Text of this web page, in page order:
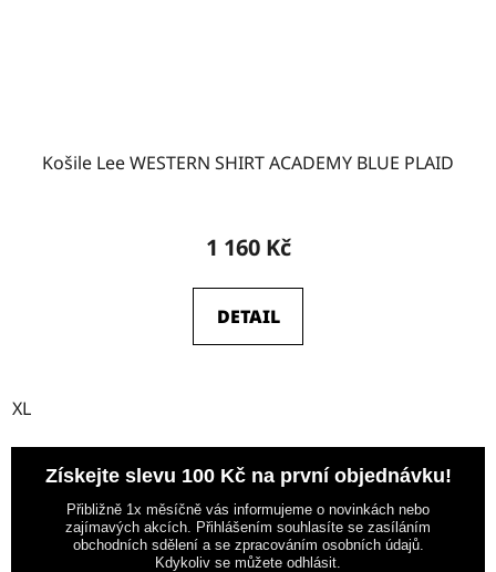
Košile Lee WESTERN SHIRT ACADEMY BLUE PLAID
1 160 Kč
DETAIL
XL
Získejte slevu 100 Kč na první objednávku!
Přibližně 1x měsíčně vás informujeme o novinkách nebo
zajímavých akcích. Přihlášením souhlasíte se zasíláním
obchodních sdělení a se zpracováním osobních údajů.
Kdykoliv se můžete odhlásit.